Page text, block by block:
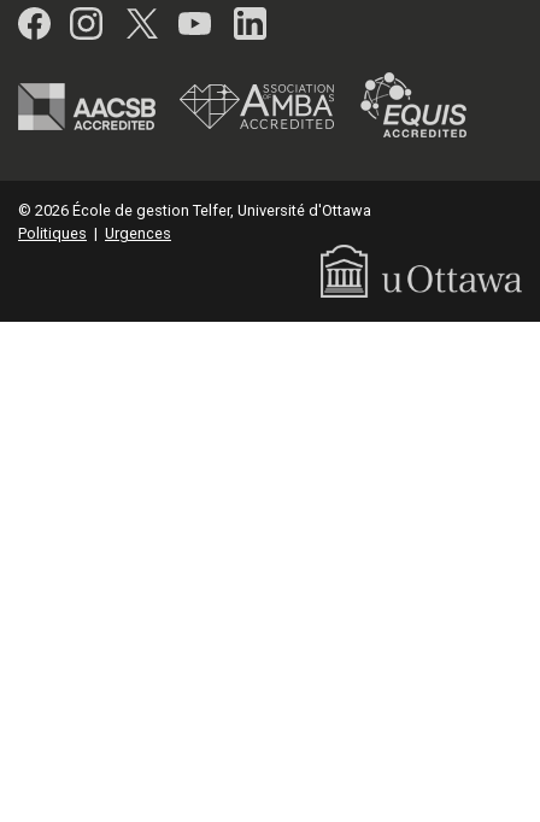
Facebook
Instagram
Twitter
YouTubeLinkedIn
© 2026 École de gestion Telfer, Université d'Ottawa
Politiques | Urgences